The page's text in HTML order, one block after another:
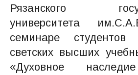
Рязанского
университета
семинаре
светских высших
«Духовное